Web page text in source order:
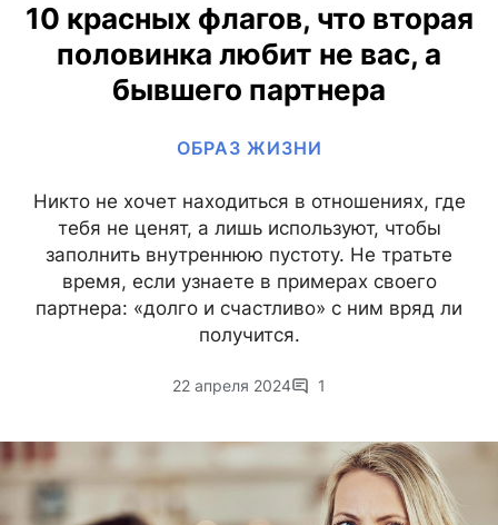
10 красных флагов, что вторая
половинка любит не вас, а
бывшего партнера
ОБРАЗ ЖИЗНИ
Никто не хочет находиться в отношениях, где
тебя не ценят, а лишь используют, чтобы
заполнить внутреннюю пустоту. Не тратьте
время, если узнаете в примерах своего
партнера: «долго и счастливо» с ним вряд ли
получится.
22 апреля 2024 1